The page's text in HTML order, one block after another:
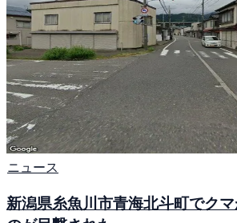
ニュース
新潟県糸魚川市青海北斗町でク